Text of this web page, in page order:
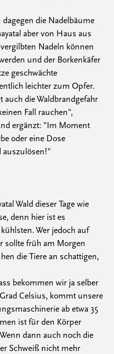
die Nadelbäume
aber von Haus aus
Nadeln können
und der Borkenkäfer
geschwächte
leichter zum Opfer.
auch die Waldbrandgefahr
Fall rauchen",
ergänzt: "Im Moment
oder eine Dose
auszulösen!"
Wald dieser Tage wie
denn hier ist es
Wer jedoch auf
sollte früh am Morgen
die Tiere an schattigen,
bekommen wir ja selber
Celsius, kommt unsere
ab etwa 35
ist für den Körper
dann auch noch die
Schweiß nicht mehr